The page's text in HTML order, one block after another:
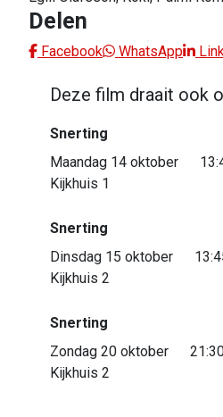
Delen
Facebook WhatsApp
Deze film draait ook
Snerting
Maandag 14 oktober
Kijkhuis 1
Snerting
Dinsdag 15 oktober
Kijkhuis 2
Snerting
Zondag 20 oktober
Kijkhuis 2